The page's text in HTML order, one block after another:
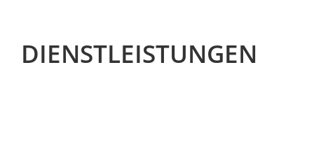
DIENSTLEISTUNGEN